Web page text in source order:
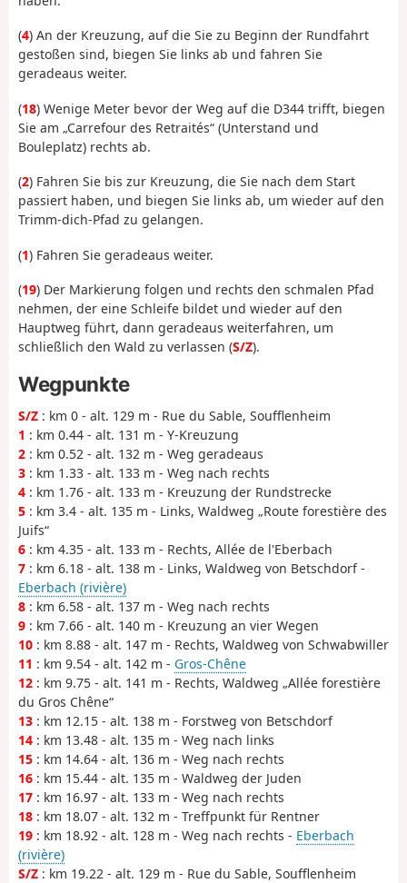
(4) An der Kreuzung, auf die Sie zu Beginn der Rundfahrt
gestoßen sind, biegen Sie links ab und fahren Sie
geradeaus weiter.
(18) Wenige Meter bevor der Weg auf die D344 trifft, biegen
Sie am „Carrefour des Retraités“ (Unterstand und
Bouleplatz) rechts ab.
(2) Fahren Sie bis zur Kreuzung, die Sie nach dem Start
passiert haben, und biegen Sie links ab, um wieder auf den
Trimm-dich-Pfad zu gelangen.
(1) Fahren Sie geradeaus weiter.
(19) Der Markierung folgen und rechts den schmalen Pfad
nehmen, der eine Schleife bildet und wieder auf den
Hauptweg führt, dann geradeaus weiterfahren, um
schließlich den Wald zu verlassen (S/Z).
Wegpunkte
S/Z : km 0 - alt. 129 m - Rue du Sable, Soufflenheim
1 : km 0.44 - alt. 131 m - Y-Kreuzung
2 : km 0.52 - alt. 132 m - Weg geradeaus
3 : km 1.33 - alt. 133 m - Weg nach rechts
4 : km 1.76 - alt. 133 m - Kreuzung der Rundstrecke
5 : km 3.4 - alt. 135 m - Links, Waldweg „Route forestière des
Juifs“
6 : km 4.35 - alt. 133 m - Rechts, Allée de l'Eberbach
7 : km 6.18 - alt. 138 m - Links, Waldweg von Betschdorf -
Eberbach (rivière)
8 : km 6.58 - alt. 137 m - Weg nach rechts
9 : km 7.66 - alt. 140 m - Kreuzung an vier Wegen
10 : km 8.88 - alt. 147 m - Rechts, Waldweg von Schwabwiller
11 : km 9.54 - alt. 142 m - Gros-Chêne
12 : km 9.75 - alt. 141 m - Rechts, Waldweg „Allée forestière
du Gros Chêne“
13 : km 12.15 - alt. 138 m - Forstweg von Betschdorf
14 : km 13.48 - alt. 135 m - Weg nach links
15 : km 14.64 - alt. 136 m - Weg nach rechts
16 : km 15.44 - alt. 135 m - Waldweg der Juden
17 : km 16.97 - alt. 133 m - Weg nach rechts
18 : km 18.07 - alt. 132 m - Treffpunkt für Rentner
19 : km 18.92 - alt. 128 m - Weg nach rechts - Eberbach
(rivière)
S/Z : km 19.22 - alt. 129 m - Rue du Sable, Soufflenheim